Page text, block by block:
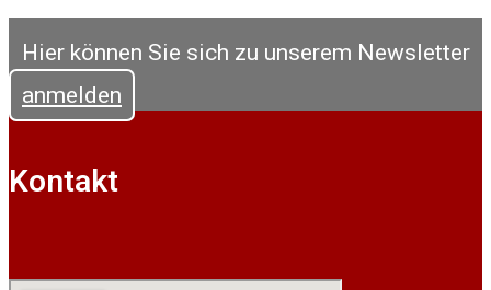
Hier können Sie sich zu unserem Newsletter
anmelden
Kontakt